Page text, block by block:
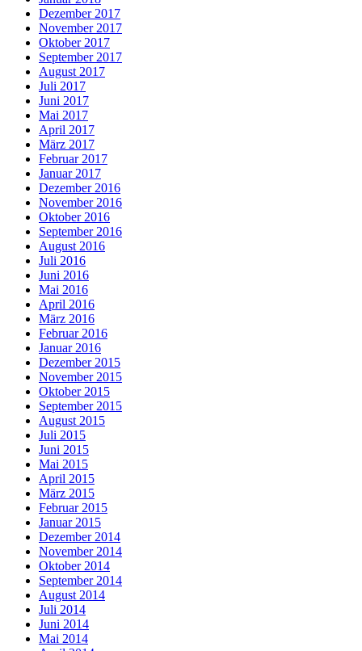
Dezember 2017
November 2017
Oktober 2017
September 2017
August 2017
Juli 2017
Juni 2017
Mai 2017
April 2017
März 2017
Februar 2017
Januar 2017
Dezember 2016
November 2016
Oktober 2016
September 2016
August 2016
Juli 2016
Juni 2016
Mai 2016
April 2016
März 2016
Februar 2016
Januar 2016
Dezember 2015
November 2015
Oktober 2015
September 2015
August 2015
Juli 2015
Juni 2015
Mai 2015
April 2015
März 2015
Februar 2015
Januar 2015
Dezember 2014
November 2014
Oktober 2014
September 2014
August 2014
Juli 2014
Juni 2014
Mai 2014